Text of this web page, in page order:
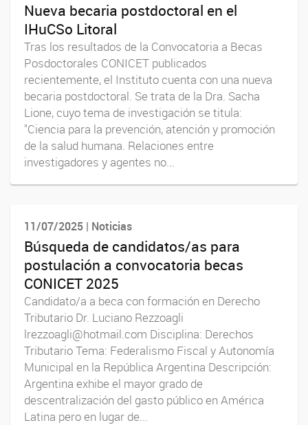
Nueva becaria postdoctoral en el
IHuCSo Litoral
Tras los resultados de la Convocatoria a Becas
Posdoctorales CONICET publicados
recientemente, el Instituto cuenta con una nueva
becaria postdoctoral. Se trata de la Dra. Sacha
Lione, cuyo tema de investigación se titula:
"Ciencia para la prevención, atención y promoción
de la salud humana. Relaciones entre
investigadores y agentes no...
11/07/2025 | Noticias
Búsqueda de candidatos/as para
postulación a convocatoria becas
CONICET 2025
Candidato/a a beca con formación en Derecho
Tributario Dr. Luciano Rezzoagli
lrezzoagli@hotmail.com Disciplina: Derechos
Tributario Tema: Federalismo Fiscal y Autonomía
Municipal en la República Argentina Descripción:
Argentina exhibe el mayor grado de
descentralización del gasto público en América
Latina pero en lugar de...